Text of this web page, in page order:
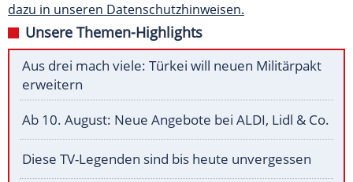
dazu in unseren Datenschutzhinweisen.
Unsere Themen-Highlights
Aus drei mach viele: Türkei will neuen Militärpakt
erweitern
Ab 10. August: Neue Angebote bei ALDI, Lidl & Co.
Diese TV-Legenden sind bis heute unvergessen